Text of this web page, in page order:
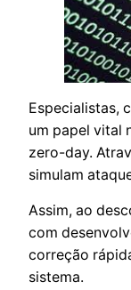
Especialistas,
um papel vital
zero-day.
simulam
Assim, ao
com
correção
sistema.